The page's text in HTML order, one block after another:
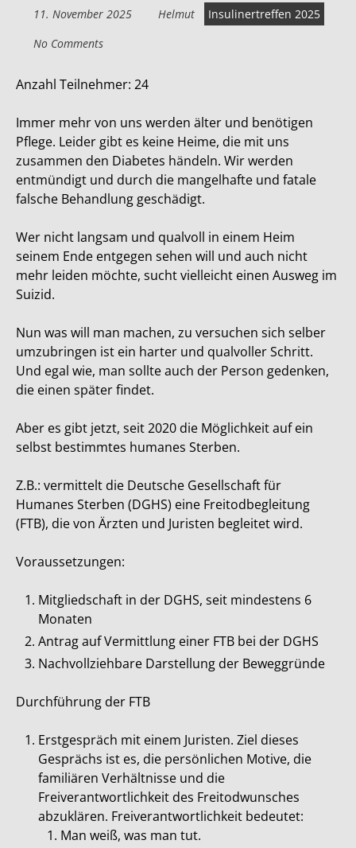
11. November 2025 Helmut
Insulinertreffen 2025
No Comments
Anzahl Teilnehmer: 24
Immer mehr von uns werden älter und benötigen
Pflege. Leider gibt es keine Heime, die mit uns
zusammen den Diabetes händeln. Wir werden
entmündigt und durch die mangelhafte und fatale
falsche Behandlung geschädigt.
Wer nicht langsam und qualvoll in einem Heim
seinem Ende entgegen sehen will und auch nicht
mehr leiden möchte, sucht vielleicht einen Ausweg im
Suizid.
Nun was will man machen, zu versuchen sich selber
umzubringen ist ein harter und qualvoller Schritt.
Und egal wie, man sollte auch der Person gedenken,
die einen später findet.
Aber es gibt jetzt, seit 2020 die Möglichkeit auf ein
selbst bestimmtes humanes Sterben.
Z.B.: vermittelt die Deutsche Gesellschaft für
Humanes Sterben (DGHS) eine Freitodbegleitung
(FTB), die von Ärzten und Juristen begleitet wird.
Voraussetzungen:
Mitgliedschaft in der DGHS, seit mindestens 6
Monaten
Antrag auf Vermittlung einer FTB bei der DGHS
Nachvollziehbare Darstellung der Beweggründe
Durchführung der FTB
Erstgespräch mit einem Juristen. Ziel dieses
Gesprächs ist es, die persönlichen Motive, die
familiären Verhältnisse und die
Freiverantwortlichkeit des Freitodwunsches
abzuklären. Freiverantwortlichkeit bedeutet:
Man weiß, was man tut.